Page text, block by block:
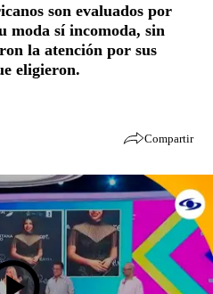
son evaluados por
moda sí incomoda, sin
la atención por sus
eligieron.
Compartir